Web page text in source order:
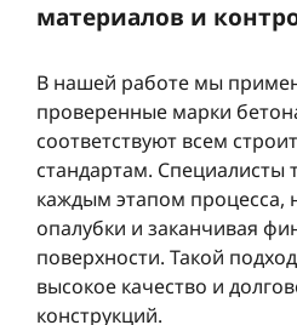
материалов и
В нашей работе мы
проверенные марки
соответствуют всем
стандартам. Специалисты
каждым этапом процесса,
опалубки и заканчивая
поверхности. Такой
высокое качество и
конструкций.